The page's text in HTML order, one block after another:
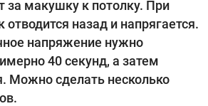
за макушку к потолку. При
назад и напрягается.
напряжение нужно
40 секунд, а затем
Можно сделать несколько